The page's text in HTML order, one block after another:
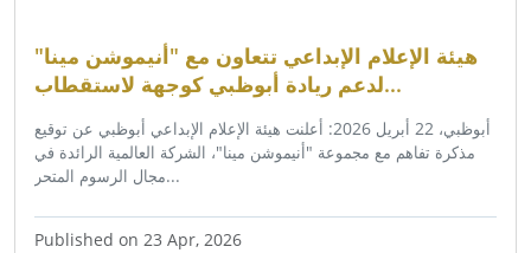
هيئة الإعلام الإبداعي تتعاون مع "أنيموشن مينا"
لدعم ريادة أبوظبي كوجهة لاستقطاب...
أبوظبي، 22 أبريل 2026: أعلنت هيئة الإعلام الإبداعي أبوظبي عن توقيع
مذكرة تفاهم مع مجموعة "أنيموشن مينا"، الشركة العالمية الرائدة في
مجال الرسوم المتحر...
Published on 23 Apr, 2026